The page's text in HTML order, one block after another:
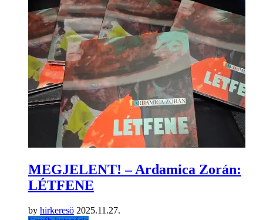
MEGJELENT! – Ardamica Zorán:
LÉTFENE
by hirkeresö 2025.11.27.